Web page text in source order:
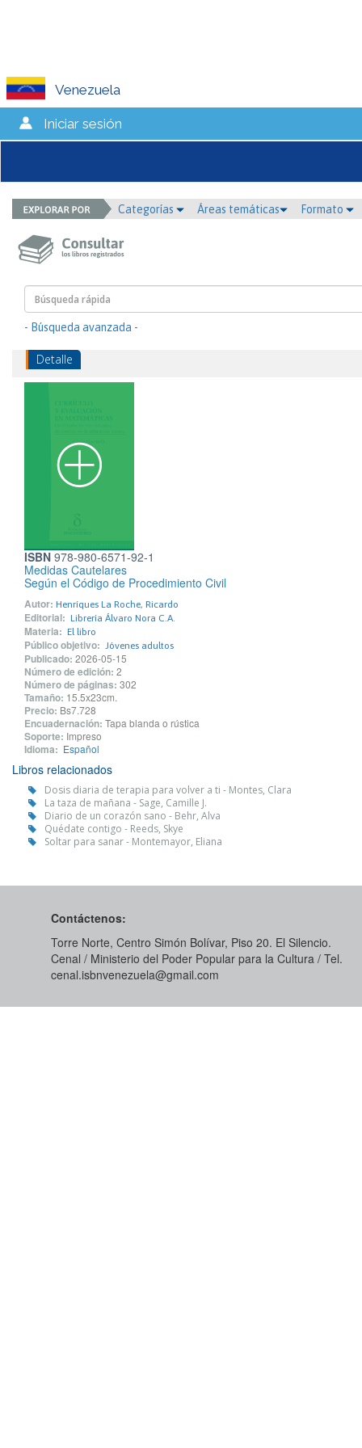
Venezuela
Iniciar sesión
Categorías Áreas temáticas Formato
- Búsqueda avanzada -
Detalle
ISBN 978-980-6571-92-1
Medidas Cautelares
Según el Código de Procedimiento Civil
Autor: Henríques La Roche, Ricardo
Editorial: Librería Álvaro Nora C.A.
Materia: El libro
Público objetivo: Jóvenes adultos
Publicado: 2026-05-15
Número de edición: 2
Número de páginas: 302
Tamaño: 15.5x23cm.
Precio: Bs7.728
Encuadernación: Tapa blanda o rústica
Soporte: Impreso
Idioma: Español
Libros relacionados
Dosis diaria de terapia para volver a ti - Montes, Clara
La taza de mañana - Sage, Camille J.
Diario de un corazón sano - Behr, Alva
Quédate contigo - Reeds, Skye
Soltar para sanar - Montemayor, Eliana
Contáctenos:
Torre Norte, Centro Simón Bolívar, Piso 20. El Silencio.
Cenal / Ministerio del Poder Popular para la Cultura / Tel.
cenal.isbnvenezuela@gmail.com